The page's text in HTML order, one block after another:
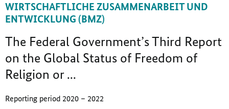
WIRTSCHAFTLICHE ZUSAMMENARBEIT UND
ENTWICKLUNG (BMZ)
The Federal Government’s Third Report
on the Global Status of Freedom of
Religion or ...
Reporting period 2020 – 2022